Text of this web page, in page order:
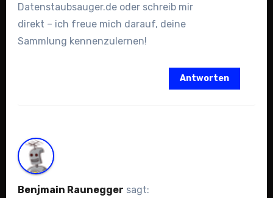
Datenstaubsauger.de oder schreib mir
direkt – ich freue mich darauf, deine
Sammlung kennenzulernen!
Antworten
Benjmain Raunegger sagt: